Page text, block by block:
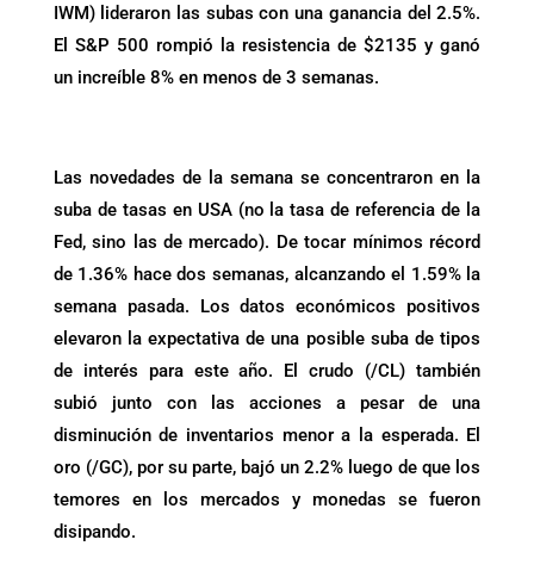
IWM) lideraron las subas con una ganancia del 2.5%.
El S&P 500 rompió la resistencia de $2135 y ganó
un increíble 8% en menos de 3 semanas.
Las novedades de la semana se concentraron en la
suba de tasas en USA (no la tasa de referencia de la
Fed, sino las de mercado). De tocar mínimos récord
de 1.36% hace dos semanas, alcanzando el 1.59% la
semana pasada. Los datos económicos positivos
elevaron la expectativa de una posible suba de tipos
de interés para este año. El crudo (/CL) también
subió junto con las acciones a pesar de una
disminución de inventarios menor a la esperada. El
oro (/GC), por su parte, bajó un 2.2% luego de que los
temores en los mercados y monedas se fueron
disipando.